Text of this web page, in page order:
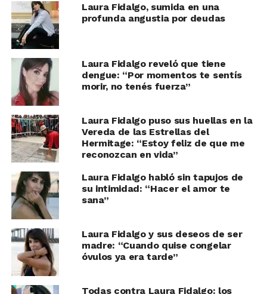
Laura Fidalgo, sumida en una
profunda angustia por deudas
Laura Fidalgo reveló que tiene
dengue: “Por momentos te sentís
morir, no tenés fuerza”
Laura Fidalgo puso sus huellas en la
Vereda de las Estrellas del
Hermitage: “Estoy feliz de que me
reconozcan en vida”
Laura Fidalgo habló sin tapujos de
su intimidad: “Hacer el amor te
sana”
Laura Fidalgo y sus deseos de ser
madre: “Cuando quise congelar
óvulos ya era tarde”
Todas contra Laura Fidalgo: los